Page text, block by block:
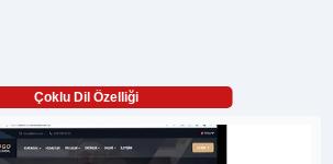
Çoklu Dil Özelliği